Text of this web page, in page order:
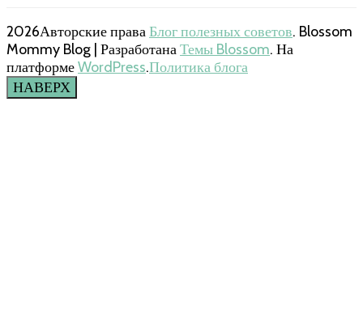
2026Авторские праваБлог полезных советов. Blossom
Mommy Blog | РазработанаТемы Blossom. На
платформеWordPress.Политика блога
НАВЕРХ